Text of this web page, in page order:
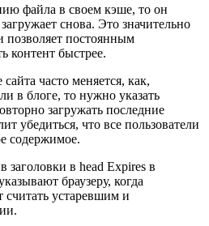
файла в своем кэше, то он
снова. Это значительно
постоянным
контент быстрее.
часто меняется, как,
в блоге, то нужно указать
загружать последние
убедиться, что все пользователи
содержимое.
заголовки в head Expires в
браузеру, когда
считать устаревшим и